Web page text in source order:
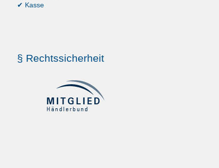
✔ Kasse
§ Rechtssicherheit